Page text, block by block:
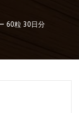
60粒 30日分